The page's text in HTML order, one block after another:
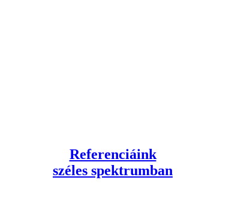
Referenciáink
széles spektrumban